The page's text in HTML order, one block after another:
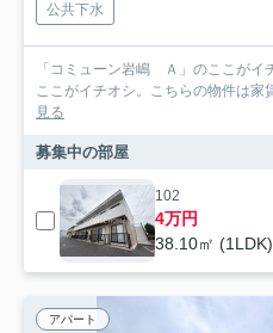
公共下水
「コミューン岩嶋 Ａ」のここが
ここがイチオシ。こちらの物件は家
見る
募集中の部屋
102
4万円
38.10㎡ (1LDK)
アパート